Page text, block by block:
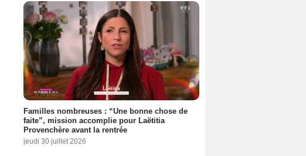
Familles nombreuses : “Une bonne chose de
faite”, mission accomplie pour Laëtitia
Provenchère avant la rentrée
jeudi 30 juillet 2026